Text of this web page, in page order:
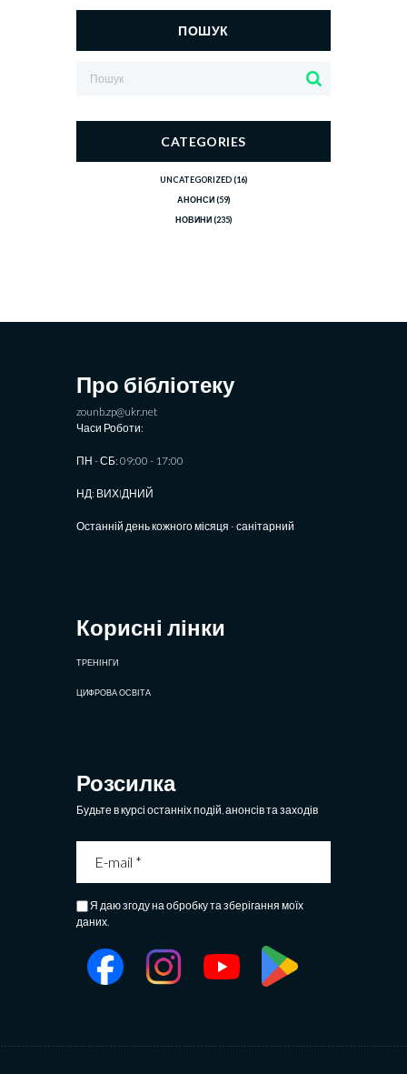
ПОШУК
CATEGORIES
UNCATEGORIZED(16)
АНОНСИ(59)
НОВИНИ(235)
Про бібліотеку
zounb.zp@ukr.net
Часи Роботи:
ПН - СБ: 09:00 - 17:00
НД: ВИХIДНИЙ
Останній день кожного місяця - санітарний
Корисні лінки
ТРЕНІНГИ
ЦИФРОВА ОСВІТА
Розсилка
Будьте в курсі останніх подій, анонсів та заходів
Я даю згоду на обробку та зберігання моїх
даних.